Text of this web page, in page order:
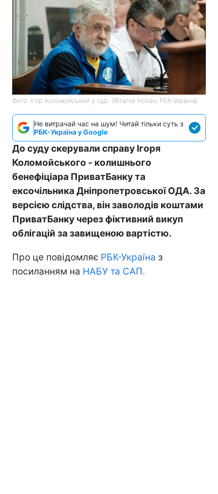
Фото: Ігор Коломойський у суді. (Віталій Носач, РБК-Україна)
Не витрачай час на шум! Читай тільки суть з
РБК-Україна у Google
До суду скерували справу Ігоря
Коломойського - колишнього
бенефіціара ПриватБанку та
ексочільника Дніпропетровської ОДА. За
версією слідства, він заволодів коштами
ПриватБанку через фіктивний викуп
облігацій за завищеною вартістю.
Про це повідомляє РБК-Україна з
посиланням на НАБУ та САП.